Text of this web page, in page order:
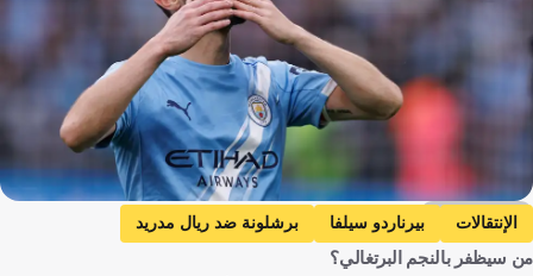
Getty Images
الإنتقالات بيرناردو سيلفا
برشلونة ضد ريال مدريد
برشلونة
ريال مدريد
من سيظفر بالنجم البرتغالي؟